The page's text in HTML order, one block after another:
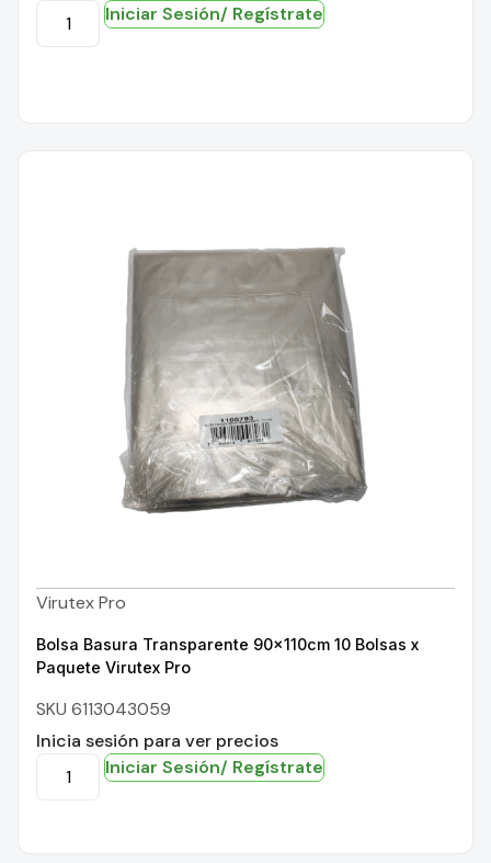
Iniciar Sesión/ Regístrate
Virutex Pro
Bolsa Basura Transparente 90x110cm 10 Bolsas x
Paquete Virutex Pro
SKU 6113043059
Inicia sesión para ver precios
Iniciar Sesión/ Regístrate